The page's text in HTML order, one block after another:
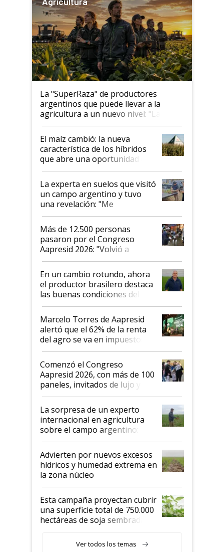
La "SuperRaza" de productores
argentinos que puede llevar a la
agricultura a un nuevo nivel: "Las
posibilidades de crecimiento son
infinitas"
El maíz cambió: la nueva
característica de los híbridos
que abre una oportunidad en
el lote
La experta en suelos que visitó
un campo argentino y tuvo
una revelación: "Me
impresionó mucho"
Más de 12.500 personas
pasaron por el Congreso
Aapresid 2026: "Volvió a
demostrar que hablar del
suelo es hablar de todo el
sistema productivo"
En un cambio rotundo, ahora
el productor brasilero destaca
las buenas condiciones del
agro argentino para invertir:
"Los veo más motivados"
Marcelo Torres de Aapresid
alertó que el 62% de la renta
del agro se va en impuestos:
"No es bueno que en
Argentina se sigan discutiendo
las mismas cosas de hace 50
años"
Comenzó el Congreso
Aapresid 2026, con más de 100
paneles, invitados de lujo y
todas las tendencias
La sorpresa de un experto
internacional en agricultura
sobre el campo argentino:
"Estoy muy impresionado"
Advierten por nuevos excesos
hídricos y humedad extrema en
la zona núcleo
Esta campaña proyectan cubrir
una superficie total de 750.000
hectáreas de soja sembradas
variedades que marcan un
Ver todos los temas